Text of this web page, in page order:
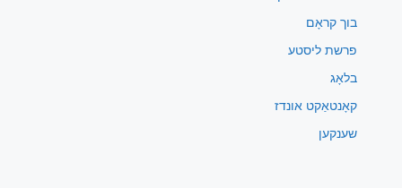
בוך קראָם
פרשת ליסטע
בלאָג
קאָנטאַקט אונדז
שענקען